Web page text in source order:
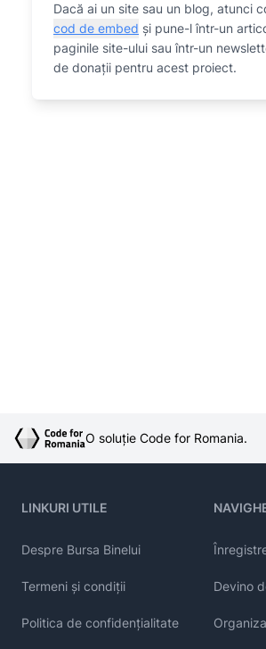
Dacă ai un site sau un blog, atunci
cod de embed și pune-l într-un
paginile site-ului sau într-un
de donații pentru acest proiect.
O soluție Code for Romania.
LINKURI UTILE
Despre Bursa Binelui
Termeni și condiții
Politica de confidențialitate
Devino